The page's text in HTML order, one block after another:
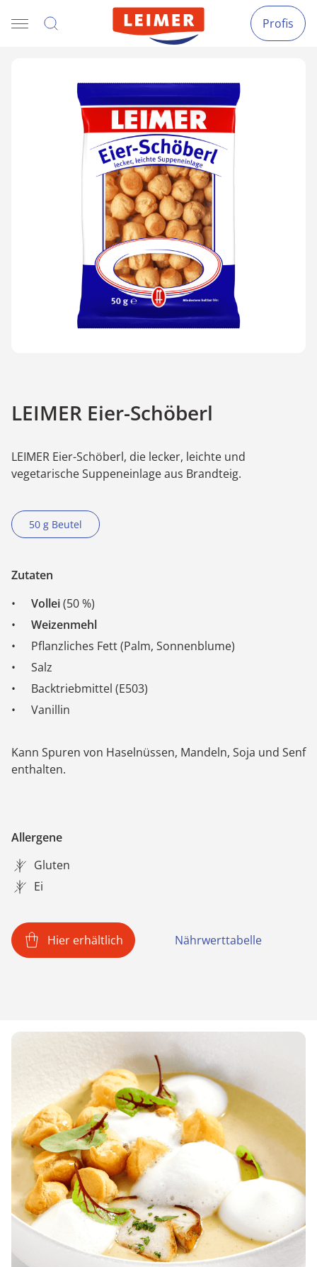
Profis
LEIMER Eier-Schöberl
LEIMER Eier-Schöberl, die lecker, leichte und
vegetarische Suppeneinlage aus Brandteig.
50 g Beutel
Zutaten
Vollei(50 %)
Weizenmehl
Pflanzliches Fett (Palm, Sonnenblume)
Salz
Backtriebmittel (E503)
Vanillin
Kann Spuren von Haselnüssen, Mandeln, Soja und Senf
enthalten.
Allergene
Gluten
Ei
Hier erhältlich Nährwerttabelle